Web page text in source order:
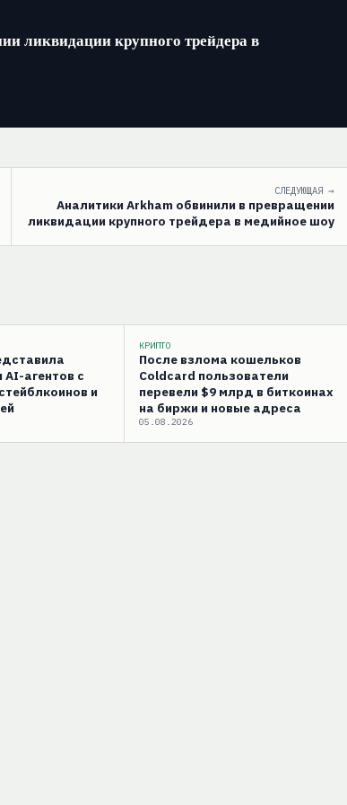
ликвидации крупного трейдера в
СЛЕДУЮЩАЯ →
Аналитики Arkham обвинили в превращении
ликвидации крупного трейдера в медийное шоу
агентов с
и
КРИПТО
После взлома кошельков
Coldcard пользователи
перевели $9 млрд в биткоинах
на биржи и новые адреса
05.08.2026